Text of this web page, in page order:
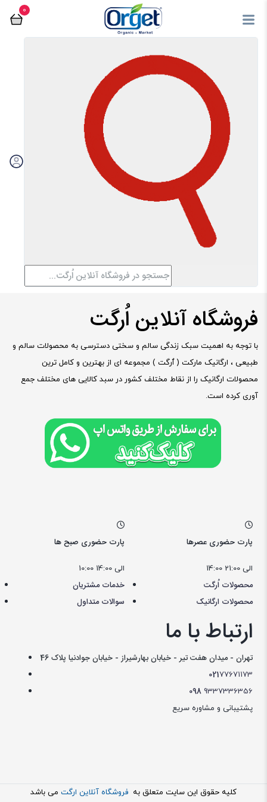
0
فروشگاه آنلاین اُرگت
مرتب سازی بر اساس:
ارزان‌ترین گران‌ترین
فروشگاه آنلاین اُرگت
با توجه به اهمیت سبک زندگی سالم و سختی دسترسی به محصولات سالم و
طبیعی ، ارگانیک مارکت ( ٱرگت ) مجموعه ای از بهترین و کامل ترین
محصولات ارگانیک را از نقاط مختلف کشور در سبد کالایی های مختلف جمع
آوری کرده است.
پارت حضوری صبح ها
10:00 الی 14:00
پارت حضوری عصرها
14:00 الی 21:00
خدمات مشتریان
سوالات متداول
محصولات اُرگت
محصولات ارگانیک
ارتباط با ما
تهران - میدان هفت تیر - خیابان بهارشیراز - خیابان جوادنیا پلاک 46
02177671173
098 9337336356
پشتیبانی و مشاوره سریع
کليه حقوق اين سايت متعلق به فروشگاه آنلاین ارگت می باشد